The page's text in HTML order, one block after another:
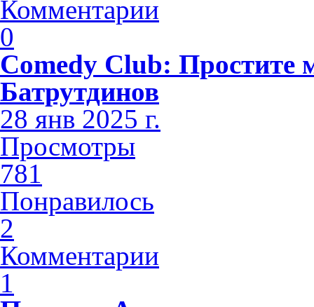
Комментарии
0
Comedy Club:
Батрутдинов
28 янв 2025 г.
Просмотры
781
Понравилось
2
Комментарии
1